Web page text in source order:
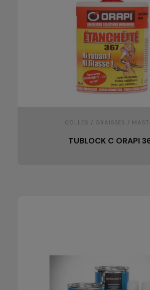
COLLES / GRAISSES /
TUBLOCK C ORAPI